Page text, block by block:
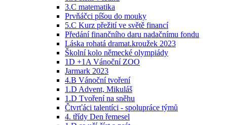
3.C matematika
Prvňáčci píšou do mouky
5.C Kurz přežití ve světě financí
Předání finančního daru nadačnímu fondu
Láska rohatá dramat.kroužek 2023
Školní kolo německé olympiády
1D +1A Vánoční ZOO
Jarmark 2023
4.B Vánoční tvoření
1.D Advent, Mikuláš
1.D Tvoření na sněhu
Čtvrťáci talentíci - spolupráce týmů
4. třídy Den řemesel